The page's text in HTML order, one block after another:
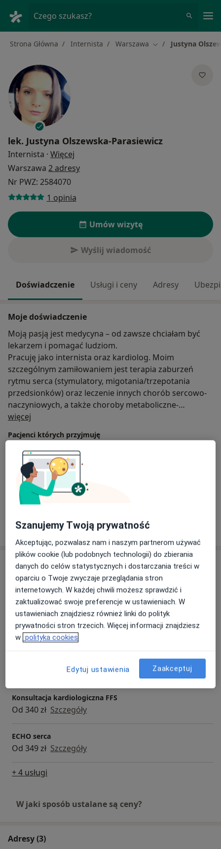
Czego szukasz?
Strona Główna Internista Warszawa Zmień miasto
Justyna
lek. Justyna Olszewska-Parasiewicz
Internista · Więcej
Warszawa 2 adresy
Nr PWZ: 2584070
1 opinia
Umów wizytę
Wyślij wiadomość
Doświadczenie Usługi i ceny Adresy
Moje doświadczenie
Moją pasją jest medycyna – od zawsze chciałam być
lekarzem i pomagać ludziom.
Pracuję jako internista oraz kardiolog. Moim
szczególnym zamiłowaniem jest terapia zaburzeń
rytmu serca (stymulatory, migotania/trzepotania
przedsionków) oraz leczenie innych chorób sercowo-
naczyniowych, a także choroby metaboliczne-
cukrzyca, nadciśnienie tętnicze, otyłość).
więcej
Pacjenci których przyjmuję
Dorośli (Tylko pod niektórymi adresami)
Rodzaje konsultacji
Stacjonarne
Zobacz lokalizacje (2)
Konsultacje online
Pokaż więcejo doświadczeniu
Usługi i ceny
Konsultacja kardiologiczna
Od 339 zł Szczegóły
Konsultacja internistyczna
Od 249 zł Szczegóły
Konsultacja kardiologa - telemedycyna
Szczegóły
Konsultacja kardiologiczna FFS
Od 340 zł Szczegóły
ECHO serca
Od 349 zł Szczegóły
+ 4 usługi
W jaki sposób ustalane są ceny?
Adresy (3)
Szanujemy Twoją prywatność
Akceptując, pozwalasz nam i naszym partnerom używać
plików cookie (lub podobnych technologii) do zbierania
danych do celów statystycznych i dostarczania treści w
oparciu o Twoje zwyczaje przeglądania stron
internetowych. W każdej chwili możesz sprawdzić i
zaktualizować swoje preferencje w ustawieniach. W
ustawieniach znajdziesz również linki do polityk
prywatności stron trzecich. Więcej informacji znajdziesz
w polityka cookies
Edytuj ustawienia Zaakceptuj